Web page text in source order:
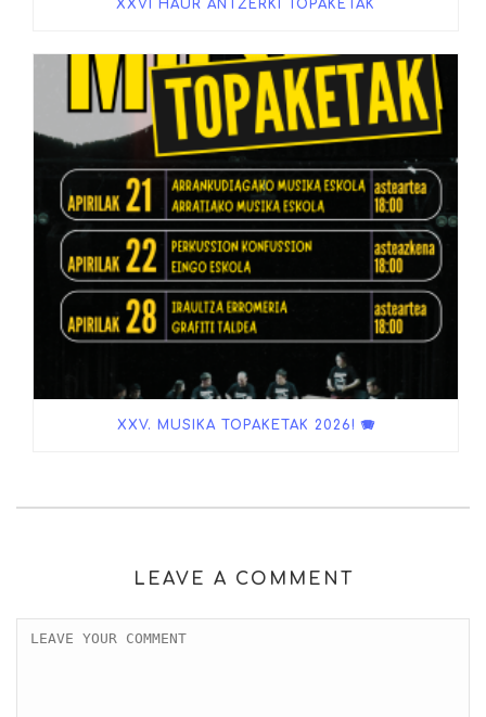
XXVI HAUR ANTZERKI TOPAKETAK
XXV. MUSIKA TOPAKETAK 2026! 🪗
LEAVE A COMMENT